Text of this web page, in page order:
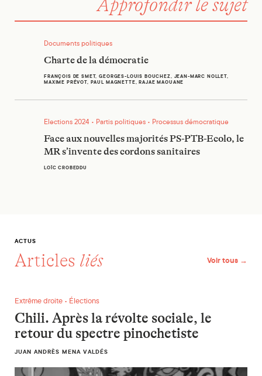
Approfondir le sujet
Documents politiques
Charte de la démocratie
FRANÇOIS DE SMET, GEORGES-LOUIS BOUCHEZ, JEAN-MARC NOLLET,
MAXIME PRÉVOT, PAUL MAGNETTE, RAJAE MAOUANE
Elections 2024 • Partis politiques • Processus démocratique
Face aux nouvelles majorités PS-PTB-Ecolo, le
MR s’invente des cordons sanitaires
LOÏC CROBEDDU
ACTUS
Articles liés Voir tous →
Chili. Après la révolte sociale, le retour du spectre
Extrême droite • Élections
Chili. Après la révolte sociale, le
retour du spectre pinochetiste
JUAN ANDRÈS MENA VALDÉS